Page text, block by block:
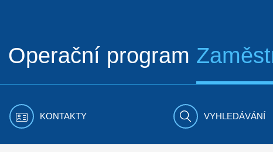
Operační program
KONTAKTY VYHLEDÁVÁNÍ